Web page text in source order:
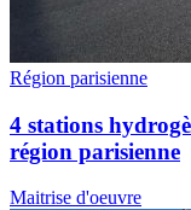
Région parisienne
4 stations
région parisienne
Maitrise d'oeuvre